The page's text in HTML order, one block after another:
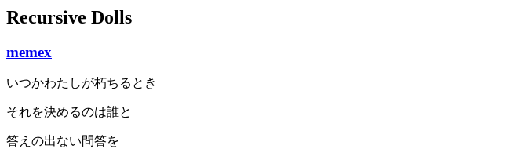
Recursive Dolls
memex
いつかわたしが朽ちるとき
それを決めるのは誰と
答えの出ない問答を